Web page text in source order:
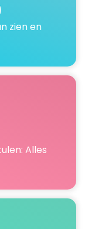
zien en
Alles